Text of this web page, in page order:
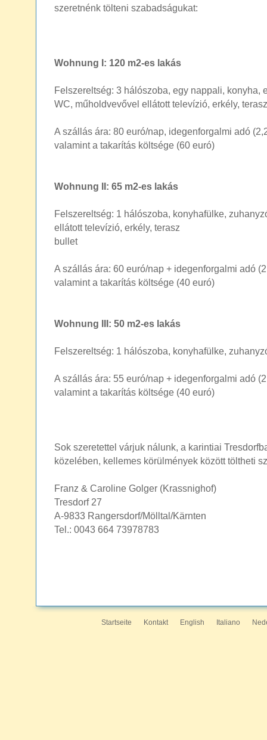
szeretnénk tölteni szabadságukat:
Wohnung I: 120 m2-es lakás
Felszereltség: 3 hálószoba, egy nappali, konyha,
WC, műholdvevővel ellátott televízió, erkély, terasz
A szállás ára: 80 euró/nap, idegenforgalmi adó
valamint a takarítás költsége (60 euró)
Wohnung II: 65 m2-es lakás
Felszereltség: 1 hálószoba, konyhafülke,
ellátott televízió, erkély, terasz
bullet
A szállás ára: 60 euró/nap + idegenforgalmi adó
valamint a takarítás költsége (40 euró)
Wohnung III: 50 m2-es lakás
Felszereltség: 1 hálószoba, konyhafülke,
A szállás ára: 55 euró/nap + idegenforgalmi adó
valamint a takarítás költsége (40 euró)
Sok szeretettel várjuk nálunk, a karintiai
közelében, kellemes körülmények között töltheti
Franz & Caroline Golger (Krassnighof)
Tresdorf 27
A-9833 Rangersdorf/Mölltal/Kärnten
Tel.: 0043 664 73978783
Startseite Kontakt English Italiano